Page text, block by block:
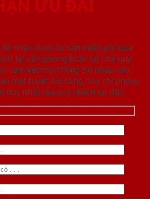
ƯU ĐÃI
nhận được tư vấn miễn phí qua
tại văn phòng hoặc tại nhà quý
cam kết mọi thông tin nhập vào
mật tuyệt đối cũng như chỉ phục vụ
duy nhất của quý khách tại đây.